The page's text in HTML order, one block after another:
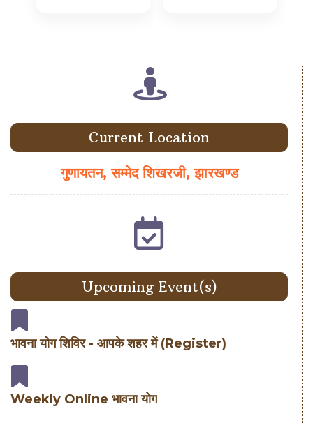
Current Location
गुणायतन, सम्मेद शिखरजी, झारखण्ड
Upcoming Event(s)
भावना योग शिविर - आपके शहर में (Register)
Weekly Online भावना योग